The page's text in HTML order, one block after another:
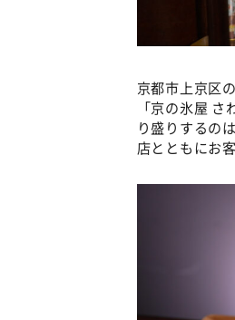
京都市上京区
「京の氷屋
り盛りするの
店とともにお